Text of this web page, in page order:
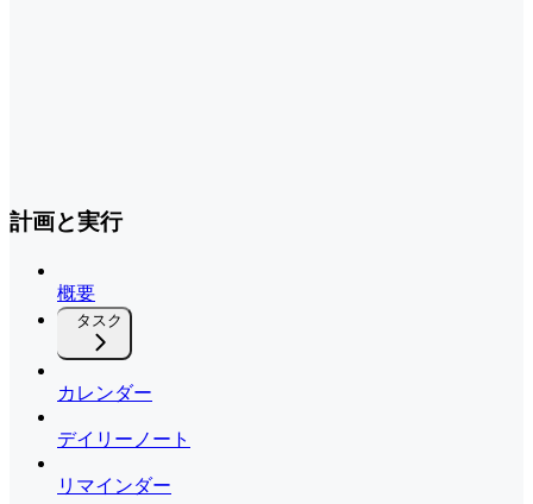
計画と実行
概要
タスク
カレンダー
デイリーノート
リマインダー